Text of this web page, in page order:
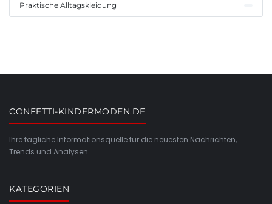
Praktische Alltagskleidung
CONFETTI-KINDERMODEN.DE
Ihre tägliche Informationsquelle für die neuesten Nachrichten,
Trends und Analysen.
KATEGORIEN